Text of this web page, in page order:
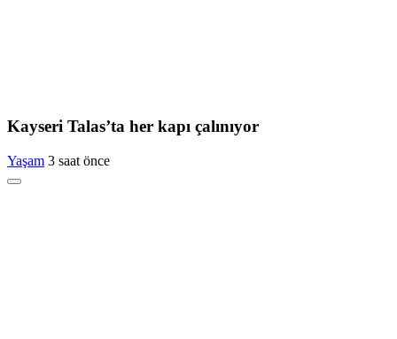
Kayseri Talas’ta her kapı çalınıyor
Yaşam 3 saat önce